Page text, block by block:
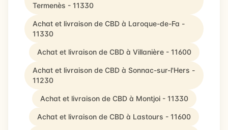
Termenès - 11330
Achat et livraison de CBD à Laroque-de-Fa -
11330
Achat et livraison de CBD à Villanière - 11600
Achat et livraison de CBD à Sonnac-sur-l'Hers -
11230
Achat et livraison de CBD à Montjoi - 11330
Achat et livraison de CBD à Lastours - 11600